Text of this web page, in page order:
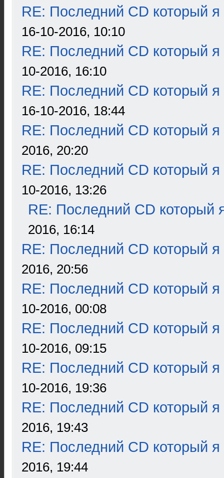
RE: Последний CD который я
16-10-2016, 10:10
RE: Последний CD который я
10-2016, 16:10
RE: Последний CD который я
16-10-2016, 18:44
RE: Последний CD который я
2016, 20:20
RE: Последний CD который я
10-2016, 13:26
RE: Последний CD который
2016, 16:14
RE: Последний CD который я
2016, 20:56
RE: Последний CD который я
10-2016, 00:08
RE: Последний CD который я
10-2016, 09:15
RE: Последний CD который я
10-2016, 19:36
RE: Последний CD который я
2016, 19:43
RE: Последний CD который я
2016, 19:44